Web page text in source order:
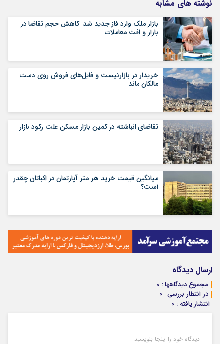
نوشته های مشابه
بازار ملک وارد فاز جدید شد: کاهش حجم تقاضا در
بازار و افت معاملات
خریدار در بازارنیست و فایل‌های فروش روی دست
مالکان ماند
تقاضای انباشته در کمین بازار مسکن علت رکود بازار
میانگین قیمت خرید هر متر آپارتمان در اکباتان چقدر
است؟
ارسال دیدگاه
مجموع دیدگاهها : 0
در انتظار بررسی : 0
انتشار یافته : 0
دیدگاه خود را اینجا بنویسید